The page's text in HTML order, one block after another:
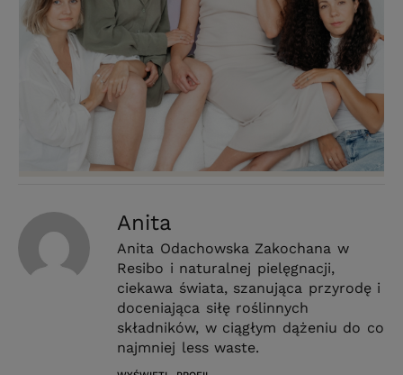
Anita
Anita Odachowska Zakochana w
Resibo i naturalnej pielęgnacji,
ciekawa świata, szanująca przyrodę i
doceniająca siłę roślinnych
składników, w ciągłym dążeniu do co
najmniej less waste.